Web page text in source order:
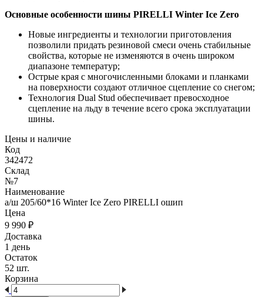
Основные особенности шины PIRELLI Winter Ice Zero
Новые ингредиенты и технологии приготовления
позволили придать резиновой смеси очень стабильные
свойства, которые не изменяются в очень широком
диапазоне температур;
Острые края с многочисленными блоками и планками
на поверхности создают отличное сцепление со снегом;
Технология Dual Stud обеспечивает превосходное
сцепление на льду в течение всего срока эксплуатации
шины.
Цены и наличие
Код
342472
Склад
№7
Наименование
а/ш 205/60*16 Winter Ice Zero PIRELLI ошип
Цена
9 990 ₽
Доставка
1 день
Остаток
52 шт.
Корзина